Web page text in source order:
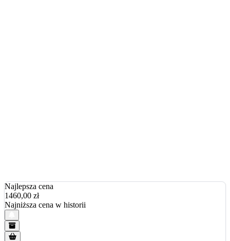
Najlepsza cena
1460,00 zł
Najniższa cena w historii